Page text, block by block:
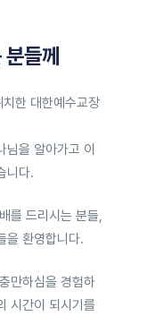
들께
한 대한예수교장
을 알아가고 이
니다.
를 드리시는 분들,
을 환영합니다.
만하심을 경험하
시간이 되시기를